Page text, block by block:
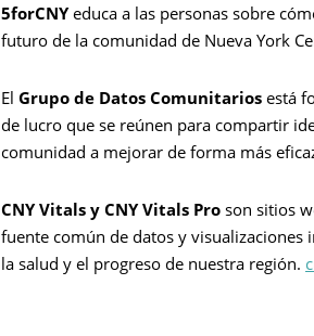
5forCNYeduca a las personas sobre
futuro de la comunidad de Nueva York
El Grupo de Datos Comunitarios está
de lucro que se reúnen para compartir
comunidad a mejorar de forma más
CNY Vitals y CNY Vitals Pro son sitios
fuente común de datos y visualizaciones
la salud y el progreso de nuestra región.